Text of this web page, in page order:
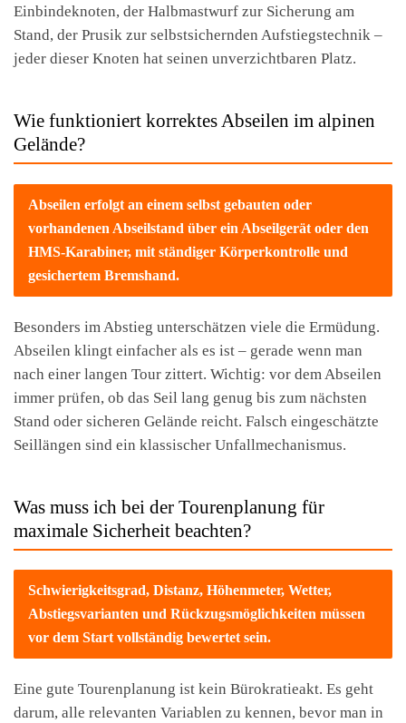
Einbindeknoten, der Halbmastwurf zur Sicherung am
Stand, der Prusik zur selbstsichernden Aufstiegstechnik –
jeder dieser Knoten hat seinen unverzichtbaren Platz.
Wie funktioniert korrektes Abseilen im alpinen
Gelände?
Abseilen erfolgt an einem selbst gebauten oder
vorhandenen Abseilstand über ein Abseilgerät oder den
HMS-Karabiner, mit ständiger Körperkontrolle und
gesichertem Bremshand.
Besonders im Abstieg unterschätzen viele die Ermüdung.
Abseilen klingt einfacher als es ist – gerade wenn man
nach einer langen Tour zittert. Wichtig: vor dem Abseilen
immer prüfen, ob das Seil lang genug bis zum nächsten
Stand oder sicheren Gelände reicht. Falsch eingeschätzte
Seillängen sind ein klassischer Unfallmechanismus.
Was muss ich bei der Tourenplanung für
maximale Sicherheit beachten?
Schwierigkeitsgrad, Distanz, Höhenmeter, Wetter,
Abstiegsvarianten und Rückzugsmöglichkeiten müssen
vor dem Start vollständig bewertet sein.
Eine gute Tourenplanung ist kein Bürokratieakt. Es geht
darum, alle relevanten Variablen zu kennen, bevor man in